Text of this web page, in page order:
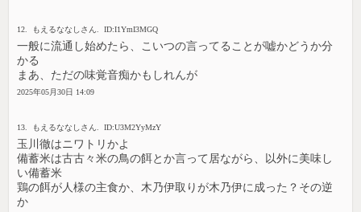
12. もえるななしさん. ID:I1YmI3MGQ
一般に流通し始めたら、こいつの言ってることが嘘かどうか分
かる
まあ、ただの味覚音痴かもしれんが
2025年05月30日 14:09
13. もえるななしさん. ID:U3M2YyMzY
玉川徹はニワトリかよ
備蓄米は古古々米の鳥の餌とか言って居ながら、以外に美味し
い備蓄米
鶏の餌が人様の主食か、木乃伊取りが木乃伊に成った？その逆
か